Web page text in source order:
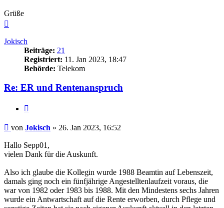
Grüße
Jokisch
Beiträge: 21
Registriert: 11. Jan 2023, 18:47
Behörde: Telekom
Re: ER und Rentenanspruch
Beitrag
von Jokisch » 26. Jan 2023, 16:52
Hallo Sepp01,
vielen Dank für die Auskunft.
Also ich glaube die Kollegin wurde 1988 Beamtin auf Lebenszeit,
damals ging noch ein fünfjährige Angestelltenlaufzeit voraus, die
war von 1982 oder 1983 bis 1988. Mit den Mindestens sechs Jahren
wurde ein Antwartschaft auf die Rente erworben, durch Pflege und